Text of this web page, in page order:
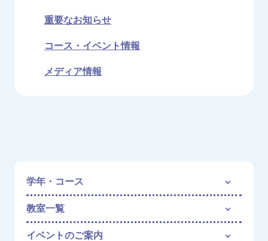
重要なお知らせ
コース・イベント情報
メディア情報
学年・コース
教室一覧
イベントのご案内